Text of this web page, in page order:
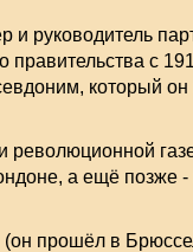
руководитель
правительства с
который
революционной
а ещё позже
прошёл в